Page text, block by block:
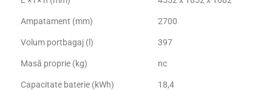
Ampatament (mm) 2700
Volum portbagaj (l) 397
Masă proprie (kg) nc
Capacitate baterie (kWh) 18,4